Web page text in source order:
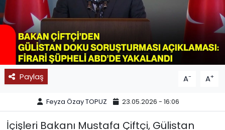
Paylaş A- A+
Feyza Özay TOPUZ 23.05.2026 - 16:06
İçişleri Bakanı Mustafa Çiftçi, Gülistan